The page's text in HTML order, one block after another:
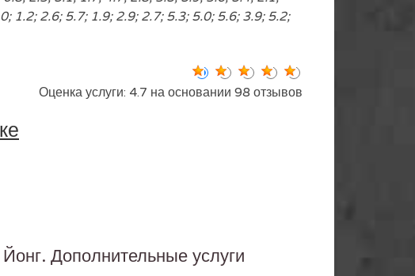
1.2; 2.6; 5.7; 1.9; 2.9; 2.7; 5.3; 5.0; 5.6; 3.9; 5.2;
Оценка услуги: 4.7 на основании 98 отзывов
Дополнительные услуги